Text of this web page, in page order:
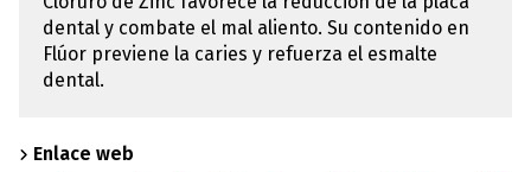
dental y combate el mal aliento. Su contenido en
Flúor previene la caries y refuerza el esmalte
dental.
Enlace web